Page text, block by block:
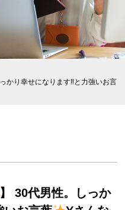
かり幸せになります‼︎と力強いお言
】 30代男性。しっか